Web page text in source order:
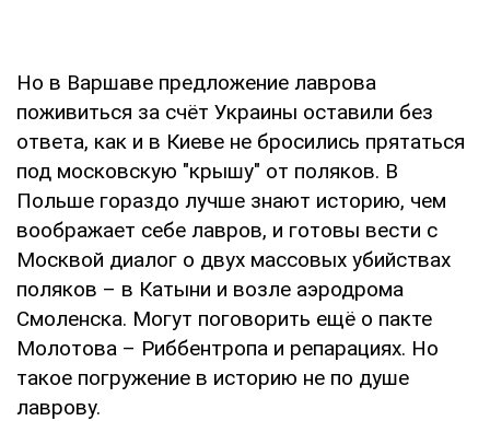
Но в Варшаве предложение лаврова
поживиться за счёт Украины оставили без
ответа, как и в Киеве не бросились прятаться
под московскую "крышу" от поляков. В
Польше гораздо лучше знают историю, чем
воображает себе лавров, и готовы вести с
Москвой диалог о двух массовых убийствах
поляков – в Катыни и возле аэродрома
Смоленска. Могут поговорить ещё о пакте
Молотова – Риббентропа и репарациях. Но
такое погружение в историю не по душе
лаврову.